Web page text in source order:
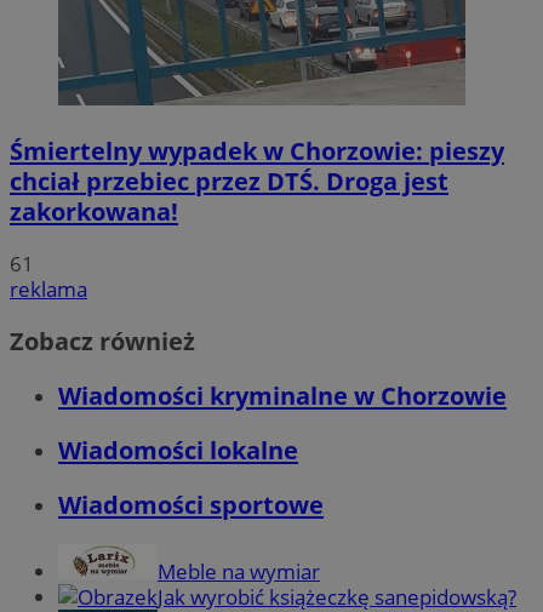
Śmiertelny wypadek w Chorzowie: pieszy
chciał przebiec przez DTŚ. Droga jest
zakorkowana!
61
reklama
Zobacz również
Wiadomości kryminalne w Chorzowie
Wiadomości lokalne
Wiadomości sportowe
Meble na wymiar
Jak wyrobić książeczkę sanepidowską?